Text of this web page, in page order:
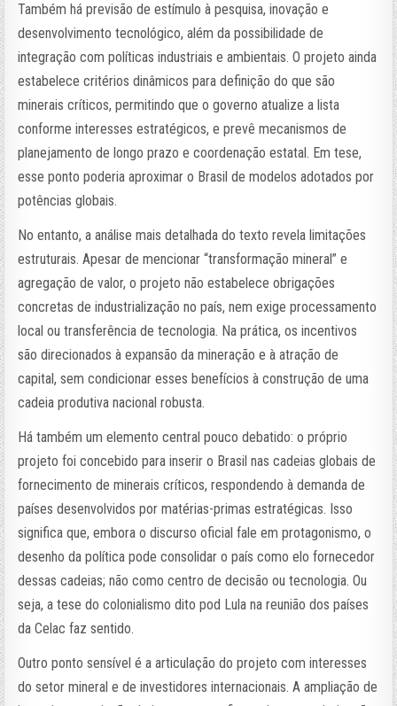
Também há previsão de estímulo à pesquisa, inovação e
desenvolvimento tecnológico, além da possibilidade de
integração com políticas industriais e ambientais. O projeto ainda
estabelece critérios dinâmicos para definição do que são
minerais críticos, permitindo que o governo atualize a lista
conforme interesses estratégicos, e prevê mecanismos de
planejamento de longo prazo e coordenação estatal. Em tese,
esse ponto poderia aproximar o Brasil de modelos adotados por
potências globais.
No entanto, a análise mais detalhada do texto revela limitações
estruturais. Apesar de mencionar “transformação mineral” e
agregação de valor, o projeto não estabelece obrigações
concretas de industrialização no país, nem exige processamento
local ou transferência de tecnologia. Na prática, os incentivos
são direcionados à expansão da mineração e à atração de
capital, sem condicionar esses benefícios à construção de uma
cadeia produtiva nacional robusta.
Há também um elemento central pouco debatido: o próprio
projeto foi concebido para inserir o Brasil nas cadeias globais de
fornecimento de minerais críticos, respondendo à demanda de
países desenvolvidos por matérias-primas estratégicas. Isso
significa que, embora o discurso oficial fale em protagonismo, o
desenho da política pode consolidar o país como elo fornecedor
dessas cadeias; não como centro de decisão ou tecnologia. Ou
seja, a tese do colonialismo dito pod Lula na reunião dos países
da Celac faz sentido.
Outro ponto sensível é a articulação do projeto com interesses
do setor mineral e de investidores internacionais. A ampliação de